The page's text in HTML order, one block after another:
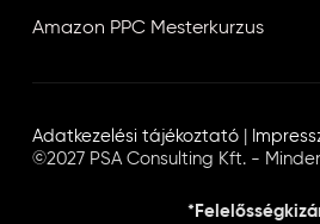
Amazon PPC Mesterkurzus
Adatkezelési tájékoztató
©2027 PSA Consulting Kft. -